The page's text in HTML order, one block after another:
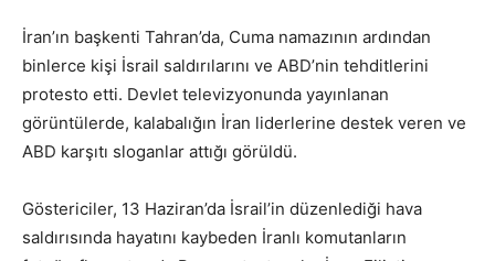
İran’ın başkenti Tahran’da, Cuma namazının ardından
binlerce kişi İsrail saldırılarını ve ABD’nin tehditlerini
protesto etti. Devlet televizyonunda yayınlanan
görüntülerde, kalabalığın İran liderlerine destek veren ve
ABD karşıtı sloganlar attığı görüldü.
Göstericiler, 13 Haziran’da İsrail’in düzenlediği hava
saldırısında hayatını kaybeden İranlı komutanların